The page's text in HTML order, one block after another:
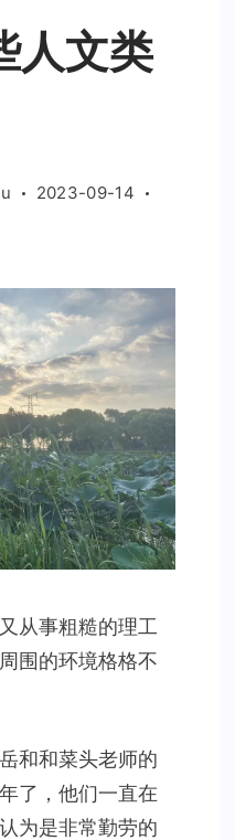
人文类
2023-09-14
从事粗糙的理工
围的环境格格不
和和菜头老师的
了，他们一直在
为是非常勤劳的